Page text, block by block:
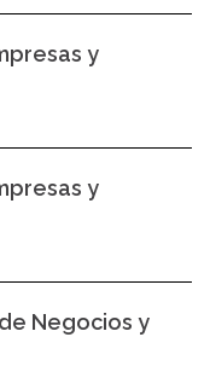
y
y
Negocios y